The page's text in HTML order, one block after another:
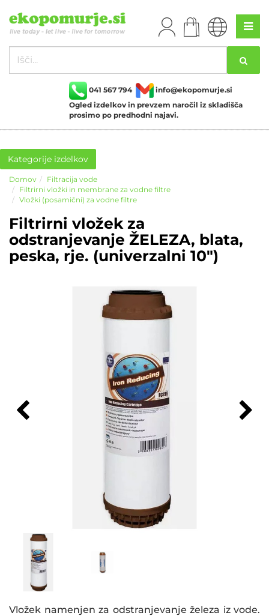
041 567 794
info@ekopomurje.si
Ogled izdelkov in prevzem naročil iz skladišča
prosimo po predhodni najavi.
Kategorije izdelkov
Domov
Filtracija vode
Filtrirni vložki in membrane za vodne filtre
Vložki (posamični) za vodne filtre
Filtrirni vložek za
odstranjevanje ŽELEZA, blata,
peska, rje. (univerzalni 10")
Vložek namenjen za odstranjevanje železa iz vode.